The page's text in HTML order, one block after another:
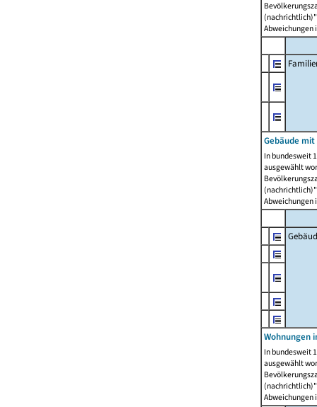
Abweichungen
Gebäude
In bundesweit
ausgewählt
Abweichungen
Wohnungen
In bundesweit
ausgewählt
Abweichungen